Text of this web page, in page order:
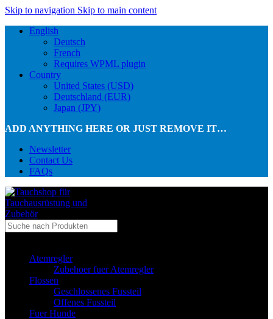
Skip to navigation Skip to main content
English
Deutsch
French
Requires WPML plugin
Country
United States (USD)
Deutschland (EUR)
Japan (JPY)
ADD ANYTHING HERE OR JUST REMOVE IT…
Newsletter
Contact Us
FAQs
Atemregler
Zubehoer fuer Atemregler
Flossen
Geschlossenes Fussteil
Offenes Fussteil
Fuer Hunde